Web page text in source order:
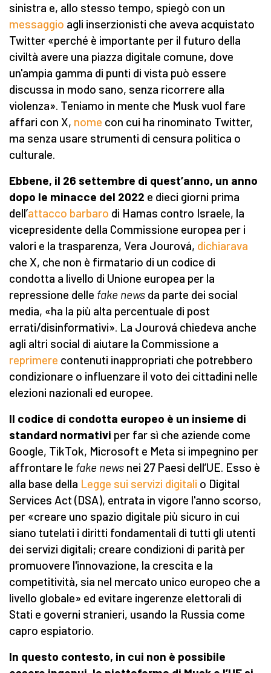
sinistra e, allo stesso tempo, spiegò con un
messaggio agli inserzionisti che aveva acquistato
Twitter «perché è importante per il futuro della
civiltà avere una piazza digitale comune, dove
un'ampia gamma di punti di vista può essere
discussa in modo sano, senza ricorrere alla
violenza». Teniamo in mente che Musk vuol fare
affari con X, nome con cui ha rinominato Twitter,
ma senza usare strumenti di censura politica o
culturale.
Ebbene, il 26 settembre di quest’anno, un anno
dopo le minacce del 2022 e dieci giorni prima
dell’attacco barbaro di Hamas contro Israele, la
vicepresidente della Commissione europea per i
valori e la trasparenza, Vera Jourová, dichiarava
che X, che non è firmatario di un codice di
condotta a livello di Unione europea per la
repressione delle fake news da parte dei social
media, «ha la più alta percentuale di post
errati/disinformativi». La Jourová chiedeva anche
agli altri social di aiutare la Commissione a
reprimere contenuti inappropriati che potrebbero
condizionare o influenzare il voto dei cittadini nelle
elezioni nazionali ed europee.
Il codice di condotta europeo è un insieme di
standard normativi per far sì che aziende come
Google, TikTok, Microsoft e Meta si impegnino per
affrontare le fake news nei 27 Paesi dell’UE. Esso è
alla base della Legge sui servizi digitali o Digital
Services Act (DSA), entrata in vigore l'anno scorso,
per «creare uno spazio digitale più sicuro in cui
siano tutelati i diritti fondamentali di tutti gli utenti
dei servizi digitali; creare condizioni di parità per
promuovere l'innovazione, la crescita e la
competitività, sia nel mercato unico europeo che a
livello globale» ed evitare ingerenze elettorali di
Stati e governi stranieri, usando la Russia come
capro espiatorio.
In questo contesto, in cui non è possibile